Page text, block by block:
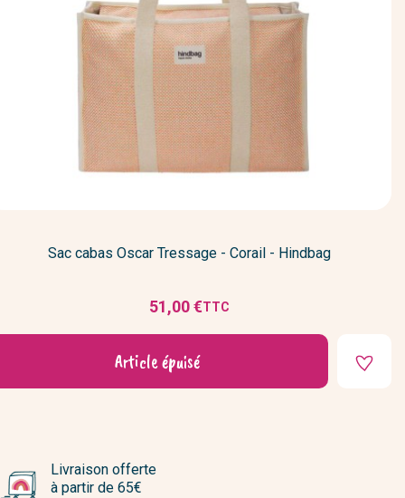
Sac cabas Oscar Tressage - Corail - Hindbag
Prix
51,00 €TTC
Article épuisé
Livraison offerte
à partir de 65€